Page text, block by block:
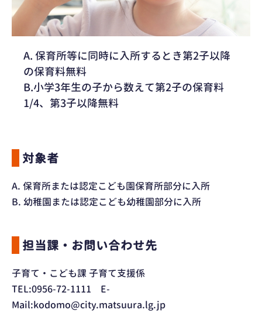
A. 保育所等に同時に入所するとき第2子以降
の保育料無料
B.小学3年生の子から数えて第2子の保育料
1/4、第3子以降無料
対象者
A. 保育所または認定こども園保育所部分に入所
B. 幼稚園または認定こども幼稚園部分に入所
担当課・お問い合わせ先
子育て・こども課 子育て支援係
TEL:0956-72-1111 E-
Mail:kodomo@city.matsuura.lg.jp